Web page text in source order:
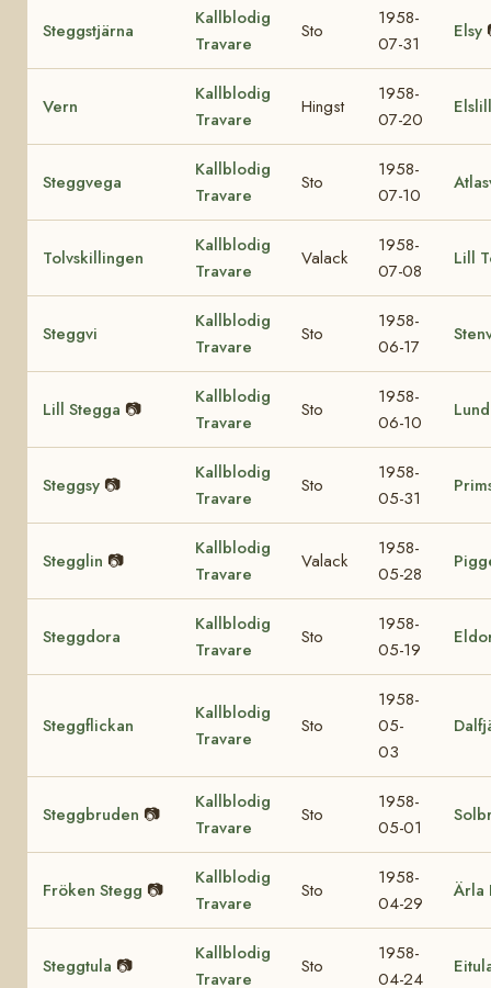
Steggstjärna
Kallblodig
Travare
Sto
1958-
07-31
Elsy
Vern
Kallblodig
Travare
Hingst
1958-
07-20
Elslill
Steggvega
Kallblodig
Travare
Sto
1958-
07-10
Tolvskillingen
Kallblodig
Travare
Valack
1958-
07-08
Lill
Steggvi
Kallblodig
Travare
Sto
1958-
06-17
Lill Stegga 📷
Kallblodig
Travare
Sto
1958-
06-10
Steggsy 📷
Kallblodig
Travare
Sto
1958-
05-31
Stegglin 📷
Kallblodig
Travare
Valack
1958-
05-28
Steggdora
Kallblodig
Travare
Sto
1958-
05-19
Steggflickan
Kallblodig
Travare
Sto
1958-
05-
03
Steggbruden 📷
Kallblodig
Travare
Sto
1958-
05-01
Fröken Stegg 📷
Kallblodig
Travare
Sto
1958-
04-29
Ärla
Steggtula 📷
Kallblodig
Travare
Sto
1958-
04-24